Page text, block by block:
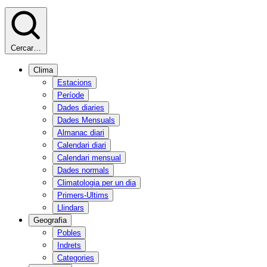
Cercar…
Clima
Estacions
Període
Dades diaries
Dades Mensuals
Almanac diari
Calendari diari
Calendari mensual
Dades normals
Climatologia per un dia
Primers-Ultims
Llindars
Geografia
Pobles
Indrets
Categories